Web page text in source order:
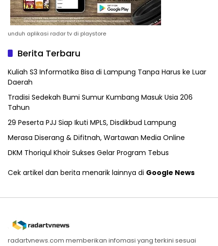
unduh aplikasi radar tv di playstore
Berita Terbaru
Kuliah S3 Informatika Bisa di Lampung Tanpa Harus ke Luar
Daerah
Tradisi Sedekah Bumi Sumur Kumbang Masuk Usia 206
Tahun
29 Peserta PJJ Siap Ikuti MPLS, Disdikbud Lampung
Merasa Diserang & Difitnah, Wartawan Media Online
DKM Thoriqul Khoir Sukses Gelar Program Tebus
Cek artikel dan berita menarik lainnya di Google News
radartvnews.com memberikan infomasi yang terkini sesuai